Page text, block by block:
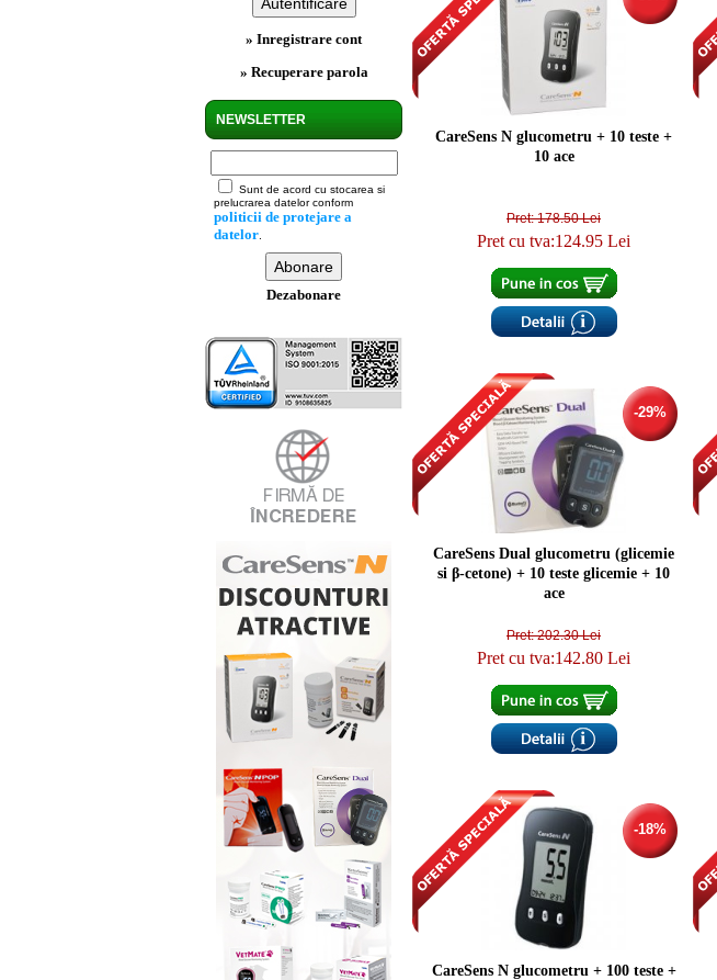
» Inregistrare cont
» Recuperare parola
NEWSLETTER
Sunt de acord cu stocarea si
prelucrarea datelor conform
politicii de protejare a
datelor
Dezabonare
CareSens N glucometru + 10 teste +
10 ace
Pret: 178.50 Lei
Pret cu tva:124.95 Lei
-29%
CareSens Dual glucometru (glicemie
si β-cetone) + 10 teste glicemie + 10
ace
Pret: 202.30 Lei
Pret cu tva:142.80 Lei
-18%
CareSens N glucometru + 100 teste +